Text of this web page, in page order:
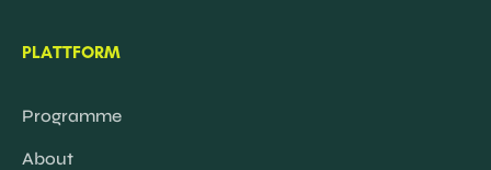
PLATTFORM
Programme
About